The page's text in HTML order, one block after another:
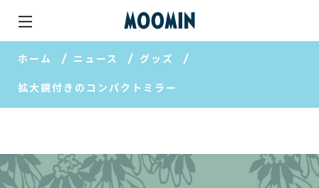
ホーム ニュース グッズ
拡大鏡付きのコンパクトミラー